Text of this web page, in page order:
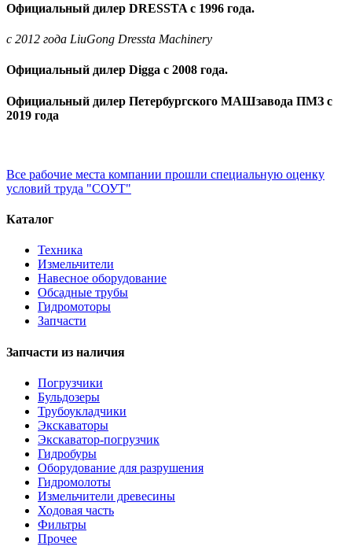
Официальный дилер DRESSTA с 1996 года.
c 2012 года LiuGong Dressta Machinery
Официальный дилер Digga с 2008 года.
Официальный дилер Петербургского МАШзавода ПМЗ с
2019 года
Все рабочие места компании прошли специальную оценку
условий труда "СОУТ"
Каталог
Техника
Измельчители
Навесное оборудование
Обсадные трубы
Гидромоторы
Запчасти
Запчасти из наличия
Погрузчики
Бульдозеры
Трубоукладчики
Экскаваторы
Экскаватор-погрузчик
Гидробуры
Оборудование для разрушения
Гидромолоты
Измельчители древесины
Ходовая часть
Фильтры
Прочее